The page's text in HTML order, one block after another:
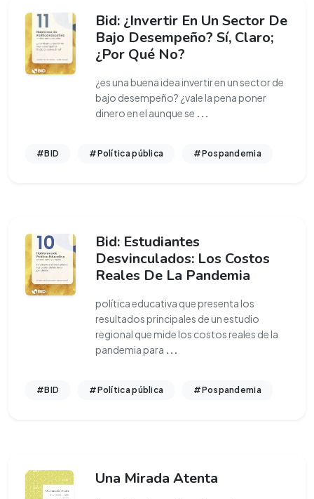
Bid: ¿Invertir En Un Sector De
Bajo Desempeño? Sí, Claro;
¿Por Qué No?
¿es una buena idea invertir en un sector de
bajo desempeño? ¿vale la pena poner
dinero en el aunque se ...
#BID #Política pública #Pospandemia
Bid: Estudiantes
Desvinculados: Los Costos
Reales De La Pandemia
política educativa que presenta los
resultados principales de un estudio
regional que mide los costos reales de la
pandemia para ...
#BID #Política pública #Pospandemia
Una Mirada Atenta